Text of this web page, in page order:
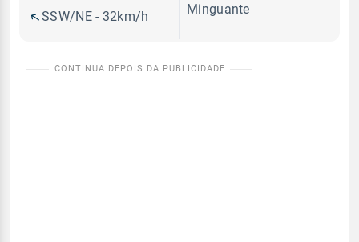
SSW/NE - 32km/h
Minguante